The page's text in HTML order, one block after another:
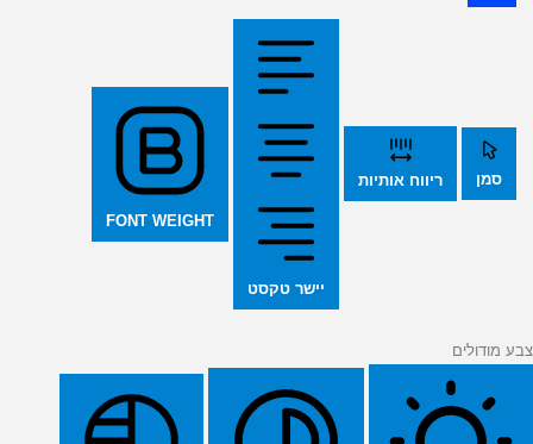
סמן ריווח אותיות
יישר טקסט
FONT WEIGHT
צבע מודולים